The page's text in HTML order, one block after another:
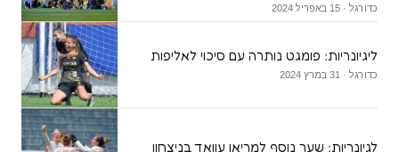
כדורגל · 15 באפריל 2024
ליגיונריות: פומגט נותרה עם סיכוי לאליפות
כדורגל · 31 במרץ 2024
לגיונריות: שער נוסף למריאן עוואד בניצחון